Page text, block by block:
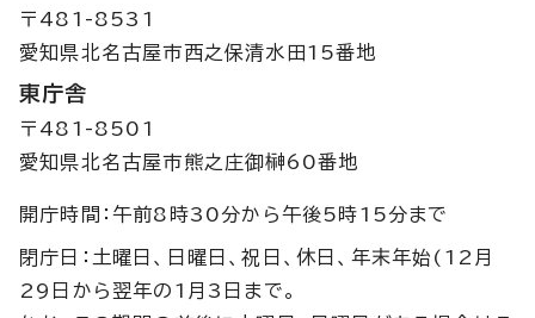
〒481-8531
愛知県北名古屋市西之保清水田15番地
東庁舎
〒481-8501
愛知県北名古屋市熊之庄御榊60番地
開庁時間：午前8時30分から午後5時15分まで
閉庁日：土曜日、日曜日、祝日、休日、年末年始(12月
29日から翌年の1月3日まで。